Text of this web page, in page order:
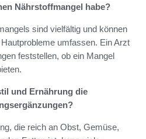
Nährstoffmangel habe?
sind vielfältig und können
umfassen. Ein Arzt
feststellen, ob ein Mangel
und Ernährung die
die reich an Obst, Gemüse,